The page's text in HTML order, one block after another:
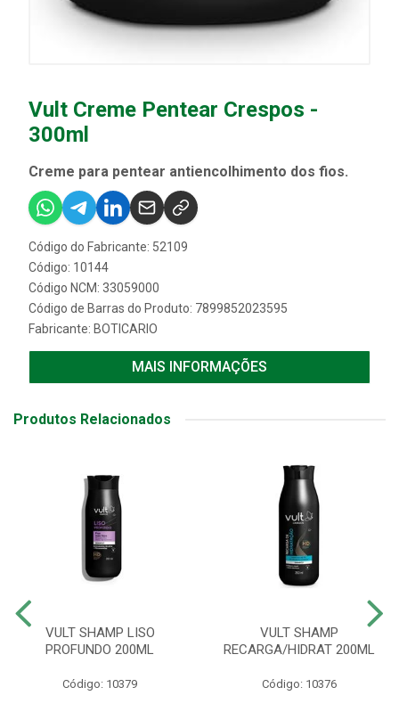
Vult Creme Pentear Crespos -
300ml
Creme para pentear antiencolhimento dos fios.
Código do Fabricante: 52109
Código: 10144
Código NCM: 33059000
Código de Barras do Produto: 7899852023595
Fabricante: BOTICARIO
MAIS INFORMAÇÕES
Produtos Relacionados
VULT SHAMP LISO
PROFUNDO 200ML
Código: 10379
VULT SHAMP
RECARGA/HIDRAT 200ML
Código: 10376